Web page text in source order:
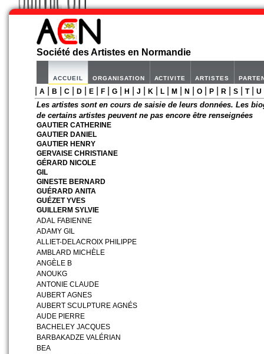
Société des Artistes en Normandie
ACCUEIL ORGANISATION ACTIVITE ARTISTES
A B C| D| E| F| G| H J K L| M| N O| P| R S| T| U
Les artistes sont en cours de saisie de leurs données. Les
de certains artistes peuvent ne pas encore être renseignées
GAUTIER CATHERINE
GAUTIER DANIEL
GAUTIER HENRY
GERVAISE CHRISTIANE
GÉRARD NICOLE
GIL
GINESTE BERNARD
GUÉRARD ANITA
GUÉZET YVES
GUILLERM SYLVIE
ADAL FABIENNE
ADAMY GIL
ALLIET-DELACROIX PHILIPPE
AMBLARD MICHÈLE
ANGÈLE B
ANOUKG
ANTONIE CLAUDE
AUBERT AGNES
AUBERT SCULPTURE AGNÉS
AUDE PIERRE
BACHELEY JACQUES
BARBAKADZE VALÉRIAN
BEA